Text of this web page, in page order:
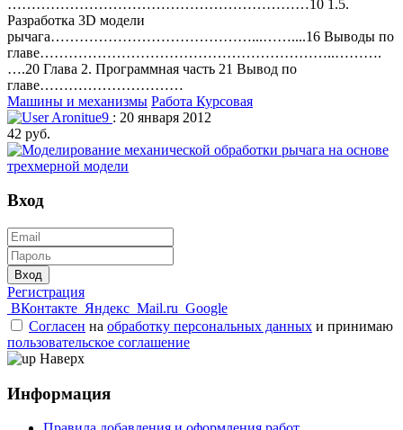
………………………………………………………10 1.5.
Разработка 3D модели
рычага……………………………………...……....16 Выводы по
главе……………………………………………………..……….
….20 Глава 2. Программная часть 21 Вывод по
главе…………………………
Машины и механизмы Работа Курсовая
Aronitue9 : 20 января 2012
42 руб.
Вход
Вход
Регистрация
ВКонтакте Яндекс Mail.ru Google
Согласен на обработку персональных данных и принимаю
пользовательское соглашение
Наверх
Информация